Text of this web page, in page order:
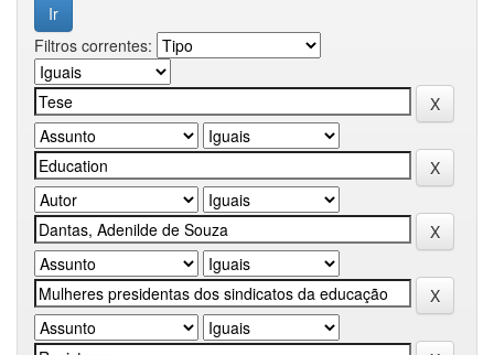
Filtros correntes: